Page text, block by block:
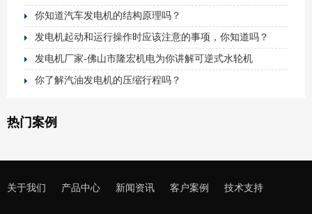
你知道汽车发电机的结构原理吗？
发电机起动和运行操作时应该注意的事项，你知道吗？
发电机厂家-佛山市隆宏机电为你讲解可逆式水轮机
你了解汽油发电机的压缩行程吗？
热门案例
关于我们 产品中心 新闻资讯 客户案例 技术支持